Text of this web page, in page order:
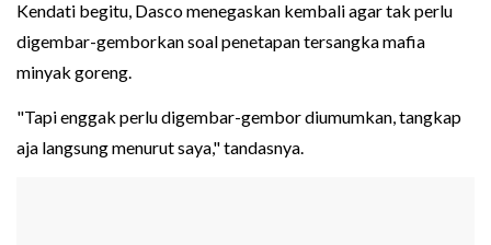
Kendati begitu, Dasco menegaskan kembali agar tak perlu
digembar-gemborkan soal penetapan tersangka mafia
minyak goreng.
"Tapi enggak perlu digembar-gembor diumumkan, tangkap
aja langsung menurut saya," tandasnya.